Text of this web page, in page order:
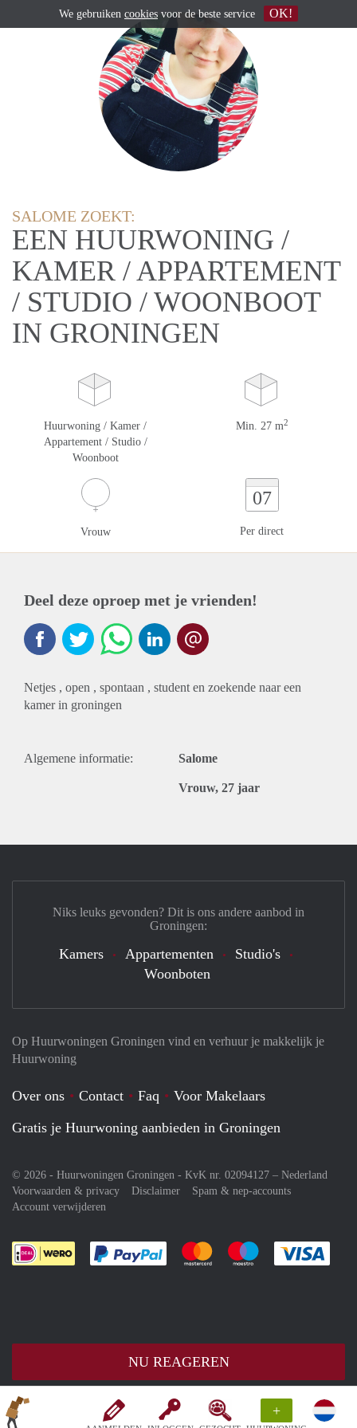
+
SALOME ZOEKT:
EEN HUURWONING /
KAMER / APPARTEMENT
/ STUDIO / WOONBOOT
IN GRONINGEN
Huurwoning / Kamer /
Appartement / Studio /
Woonboot
Min. 27 m2
Vrouw
07
Per direct
Deel deze oproep met je vrienden!
Netjes , open , spontaan , student en zoekende naar een
kamer in groningen
Algemene informatie: Salome
Vrouw, 27 jaar
NU REAGEREN
Op Huurwoningen Groningen vind en verhuur je makkelijk je
Huurwoning
Over ons Contact Faq
Voor Makelaars
Gratis je Huurwoning aanbieden in Groningen
© 2026 - Huurwoningen Groningen - KvK nr. 02094127 – Nederland
Voorwaarden & privacy
Disclaimer
Spam & nep-accounts
Account verwijderen
Je rekent gemakkelijk af met Paypal
Je rekent gemakkelijk af met
Je rekent
Niks leuks gevonden? Dit is ons andere aanbod in
Groningen:
Kamers Appartementen
Studio's
Woonboten
We gebruiken cookies voor de beste service OK!